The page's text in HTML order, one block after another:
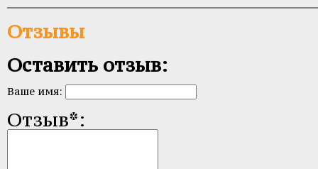
Отзывы
Оставить отзыв:
Ваше имя:
Отзыв*: